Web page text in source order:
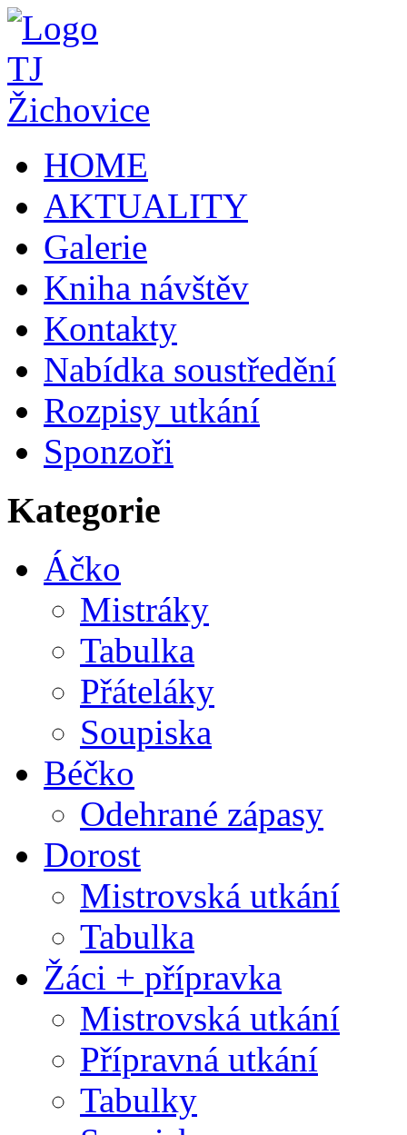
HOME
AKTUALITY
Galerie
Kniha návštěv
Kontakty
Nabídka soustředění
Rozpisy utkání
Sponzoři
Kategorie
Áčko
Mistráky
Tabulka
Přáteláky
Soupiska
Béčko
Odehrané zápasy
Dorost
Mistrovská utkání
Tabulka
Žáci + přípravka
Mistrovská utkání
Přípravná utkání
Tabulky